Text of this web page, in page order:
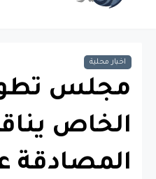
اخبار محلية
مجلس
الخاص
المصادقة